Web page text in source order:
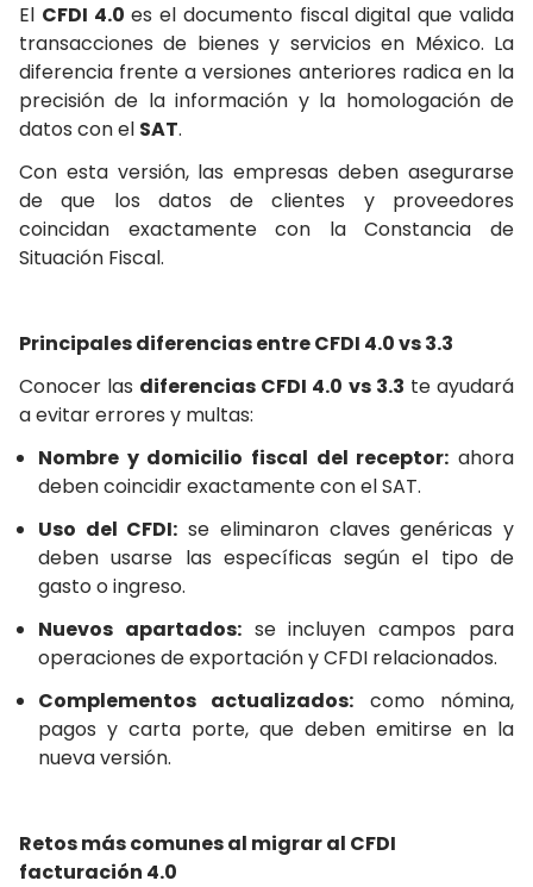
El CFDI 4.0 es el documento fiscal digital que valida
transacciones de bienes y servicios en México. La
diferencia frente a versiones anteriores radica en la
precisión de la información y la homologación de
datos con el SAT.
Con esta versión, las empresas deben asegurarse
de que los datos de clientes y proveedores
coincidan exactamente con la Constancia de
Situación Fiscal.
Principales diferencias entre CFDI 4.0 vs 3.3
Conocer las diferencias CFDI 4.0 vs 3.3 te ayudará
a evitar errores y multas:
Nombre y domicilio fiscal del receptor: ahora
deben coincidir exactamente con el SAT.
Uso del CFDI: se eliminaron claves genéricas y
deben usarse las específicas según el tipo de
gasto o ingreso.
Nuevos apartados:se incluyen campos para
operaciones de exportación y CFDI relacionados.
Complementos actualizados: como nómina,
pagos y carta porte, que deben emitirse en la
nueva versión.
Retos más comunes al migrar al CFDI
facturación 4.0